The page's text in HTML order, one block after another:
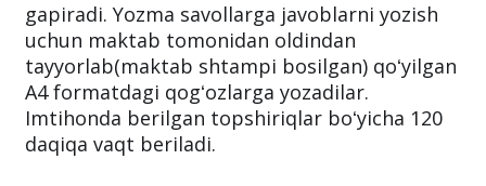
gapiradi. Yozma savollarga javoblarni yozish
uchun maktab tomonidan oldindan
tayyorlab(maktab shtampi bosilgan) qoʻyilgan
A4 formatdagi qogʻozlarga yozadilar.
Imtihonda berilgan topshiriqlar boʻyicha 120
daqiqa vaqt beriladi.